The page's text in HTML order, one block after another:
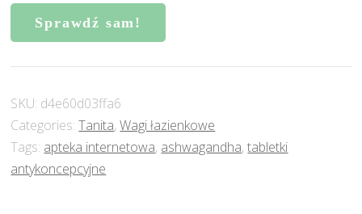
Sprawdź sam!
SKU: d4e60d03ffa6
Categories:Tanita,Wagi łazienkowe
Tags: apteka internetowa, ashwagandha,tabletki
antykoncepcyjne